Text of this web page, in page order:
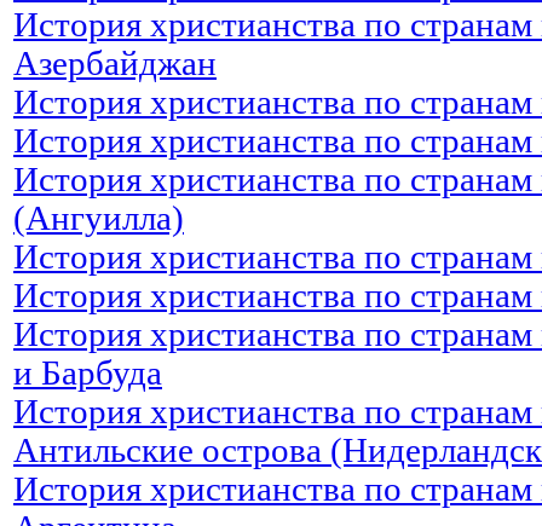
История христианства по
Азербайджан
История христианства по
История христианства по
История христианства по
(Ангуилла)
История христианства по
История христианства по
История христианства по
и Барбуда
История христианства по
Антильские острова
История христианства по